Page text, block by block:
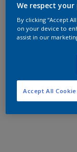
We respect your
By clicking “Accept
on your device to
assist in our
Accept All